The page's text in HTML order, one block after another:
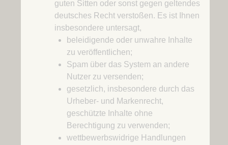
guten Sitten oder sonst gegen geltendes
deutsches Recht verstoßen. Es ist Ihnen
insbesondere untersagt,
beleidigende oder unwahre Inhalte
zu veröffentlichen;
Spam über das System an andere
Nutzer zu versenden;
gesetzlich, insbesondere durch das
Urheber- und Markenrecht,
geschützte Inhalte ohne
Berechtigung zu verwenden;
wettbewerbswidrige Handlungen